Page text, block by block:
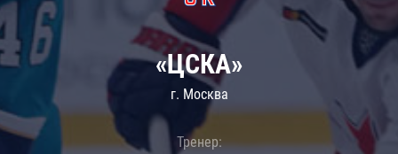
«ЦСКА»
г. Москва
Тренер: